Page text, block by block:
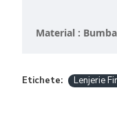
Material :
Etichete: Lenjerie